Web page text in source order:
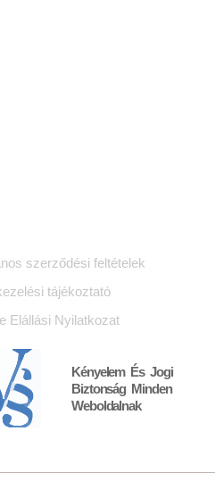
szerződési feltételek
tájékoztató
Elállási Nyilatkozat
Kényelem És Jogi
Biztonság Minden
Weboldalnak